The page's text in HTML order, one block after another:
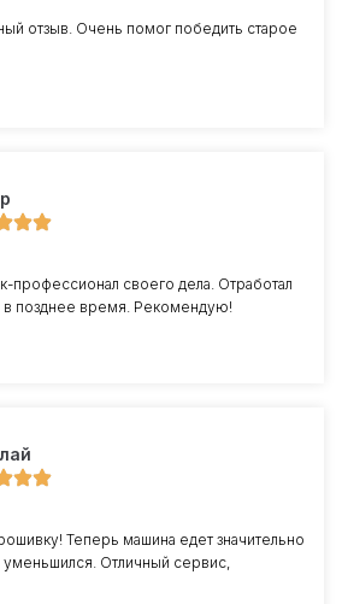
отзыв. Очень помог победить старое
профессионал своего дела. Отработал
в позднее время. Рекомендую!
Теперь машина едет значительно
уменьшился. Отличный сервис,